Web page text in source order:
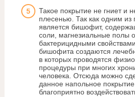
Такое покрытие не гниет и
плесенью. Так как одним из
является бишофит,
соли, магнезиальные полы
бактерицидными
бишофита создаются
в которых проводятся
процедуры при многих
человека. Отсюда можно
данное напольное
благоприятно